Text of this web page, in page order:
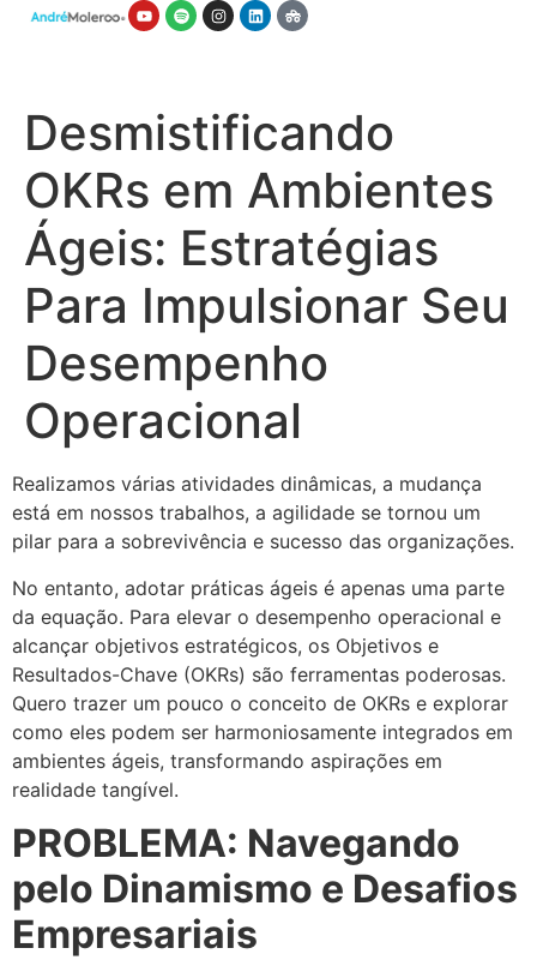
Desmistificando
OKRs em Ambientes
Ágeis: Estratégias
Para Impulsionar Seu
Desempenho
Operacional
Realizamos várias atividades dinâmicas, a mudança
está em nossos trabalhos, a agilidade se tornou um
pilar para a sobrevivência e sucesso das organizações.
No entanto, adotar práticas ágeis é apenas uma parte
da equação. Para elevar o desempenho operacional e
alcançar objetivos estratégicos, os Objetivos e
Resultados-Chave (OKRs) são ferramentas poderosas.
Quero trazer um pouco o conceito de OKRs e explorar
como eles podem ser harmoniosamente integrados em
ambientes ágeis, transformando aspirações em
realidade tangível.
PROBLEMA: Navegando
pelo Dinamismo e Desafios
Empresariais